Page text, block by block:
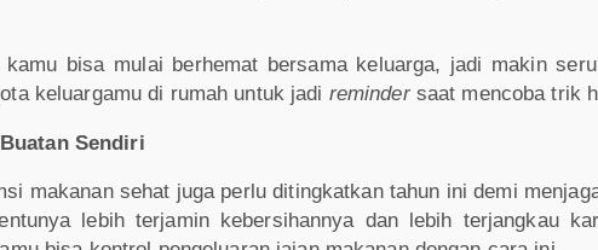
bisa mulai berhemat bersama keluarga, jadi makin
keluargamu di rumah untuk jadi remindersaat mencoba trik
Sendiri
makanan sehat juga perlu ditingkatkan tahun ini demi
lebih terjamin kebersihannya dan lebih terjangkau